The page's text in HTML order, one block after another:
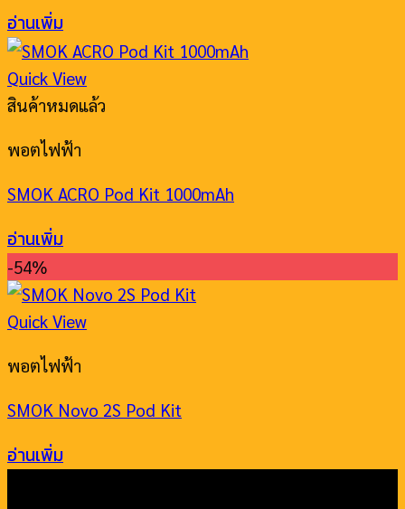
อ่านเพิ่ม
Quick View
สินค้าหมดแล้ว
พอตไฟฟ้า
SMOK ACRO Pod Kit 1000mAh
อ่านเพิ่ม
-54%
Quick View
พอตไฟฟ้า
SMOK Novo 2S Pod Kit
อ่านเพิ่ม